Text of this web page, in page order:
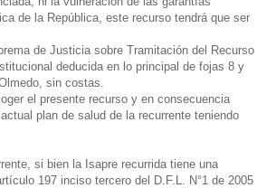
de la República, este recurso tendrá que ser
de Justicia sobre Tramitación del Recurso
deducida en lo principal de fojas 8 y
sin costas.
el presente recurso y en consecuencia
plan de salud de la recurrente teniendo
si bien la Isapre recurrida tiene una
197 inciso tercero del D.F.L. N°1 de 2005